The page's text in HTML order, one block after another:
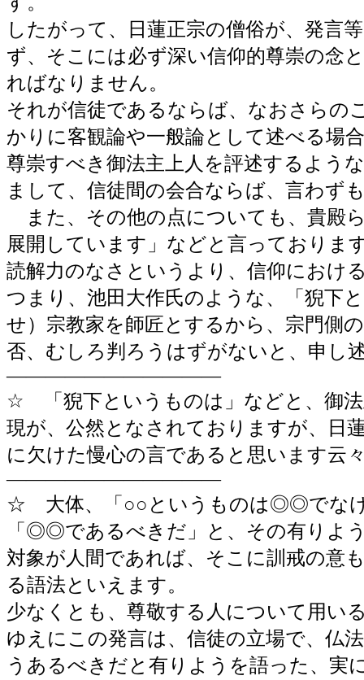
したがって、日蓮正宗の僧俗が、発言
ず、そこには必ず深い信仰的尊崇の念
ればなりません。
それが信徒であるならば、なおさらの
かりに客観論や一般論として述べる場
尊崇すべき御法主上人を評述するよう
まして、信徒間の会合ならば、言わず
また、その他の点についても、貴殿
展開しています」などと言っておりま
読解力のなさというより、信仰におけ
つまり、池田大作氏のような、「猊下
せ）宗教家を師匠とするから、宗門側
否、むしろ判ろうはずがないと、申し
―――――――――――
☆ 「猊下というものは」などと、御
現が、公然となされておりますが、日
に欠けた慢心の言であると思います云
―――――――――――
☆ 大体、「○○というものは◎◎でなけ
「◎◎であるべきだ」と、その有りよ
対象が人間であれば、そこに訓戒の意
る語法といえます。
少なくとも、尊敬する人について用い
ゆえにこの発言は、信徒の立場で、仏
うあるべきだと有りようを語った、実